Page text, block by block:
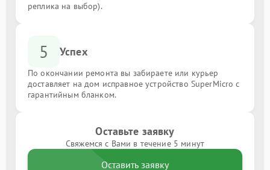
реплика на выбор).
5 Успех
По окончании ремонта вы забираете или курьер
доставляет на дом исправное устройство SuperMicro с
гарантийным бланком.
Оставьте заявку
Свяжемся с Вами в течение 5 минут
Оставить заявку